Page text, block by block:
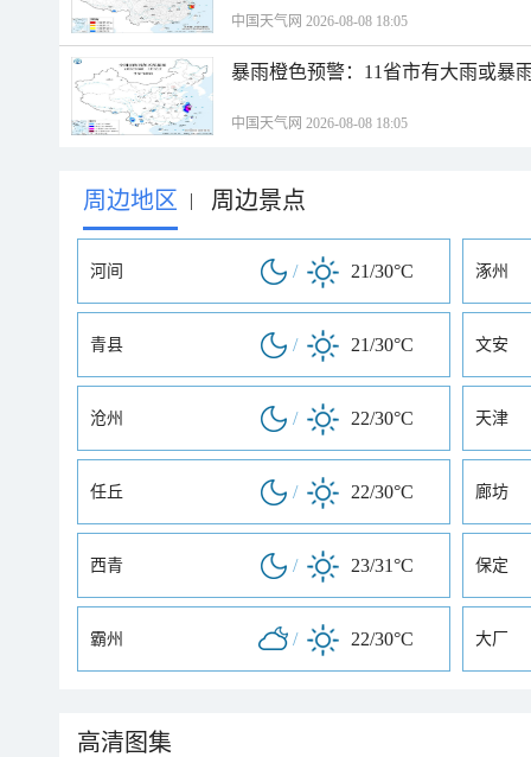
中国天气网 2026-08-08 18:05
暴雨橙色预警：11省市有大雨或暴
中国天气网 2026-08-08 18:05
周边地区 | 周边景点
河间 / 21/30°C 涿州
青县 / 21/30°C 文安
沧州 / 22/30°C 天津
任丘 / 22/30°C 廊坊
西青 / 23/31°C 保定
霸州 / 22/30°C 大厂
高清图集